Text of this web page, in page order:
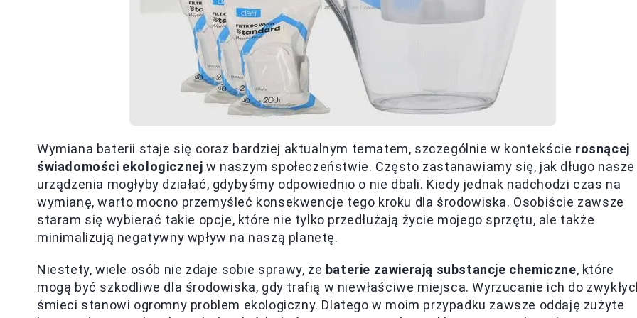
Wymiana baterii staje się coraz bardziej aktualnym tematem, szczególnie w kontekście rosnącej
świadomości ekologicznej w naszym społeczeństwie. Często zastanawiamy się, jak długo nasze
urządzenia mogłyby działać, gdybyśmy odpowiednio o nie dbali. Kiedy jednak nadchodzi czas na
wymianę, warto mocno przemyśleć konsekwencje tego kroku dla środowiska. Osobiście zawsze
staram się wybierać takie opcje, które nie tylko przedłużają życie mojego sprzętu, ale także
minimalizują negatywny wpływ na naszą planetę.
Niestety, wiele osób nie zdaje sobie sprawy, że baterie zawierają substancje chemiczne, które
mogą być szkodliwe dla środowiska, gdy trafią w niewłaściwe miejsca. Wyrzucanie ich do
śmieci stanowi ogromny problem ekologiczny. Dlatego w moim przypadku zawsze oddaję zużyte